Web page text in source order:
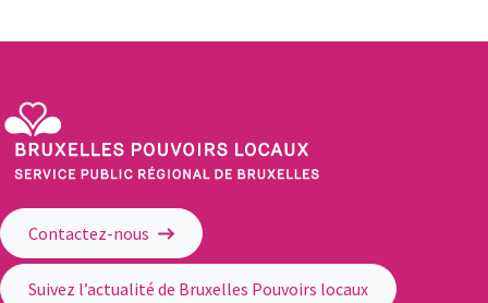
Contactez-nous
Suivez l’actualité de Bruxelles Pouvoirs locaux